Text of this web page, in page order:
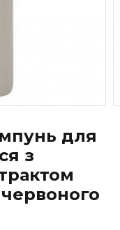
для
з
червоного